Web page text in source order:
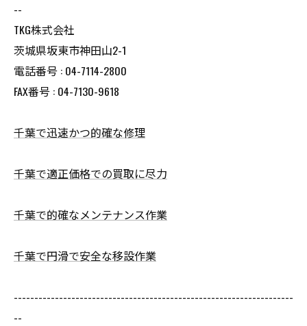
--
TKG株式会社
茨城県坂東市神田山2-1
電話番号 : 04-7114-2800
FAX番号 : 04-7130-9618
千葉で迅速かつ的確な修理
千葉で適正価格での買取に尽力
千葉で的確なメンテナンス作業
千葉で円滑で安全な移設作業
--------------------------------------------------------------------
--